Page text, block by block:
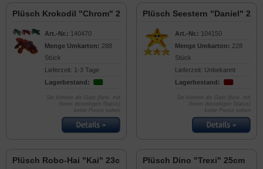
Plüsch Krokodil "Chrom" 20cm
Art.-Nr.: 140470
Menge Umkarton: 288
Stück
Lieferzeit: 1-3 Tage
Lagerbestand:
Sie können als Gast (bzw. mit
Ihrem derzeitigen Status)
keine Preise sehen
Plüsch Seestern "Daniel"
Art.-Nr.: 104150
Menge Umkarton: 228
Stück
Lieferzeit: Unbekannt
Lagerbestand:
Sie können als Gast (bzw. mit
Ihrem derzeitigen Status)
keine Preise sehen
Plüsch Robo-Hai "Kai" 23cm Plüsch Dino "Trexi" 25cm